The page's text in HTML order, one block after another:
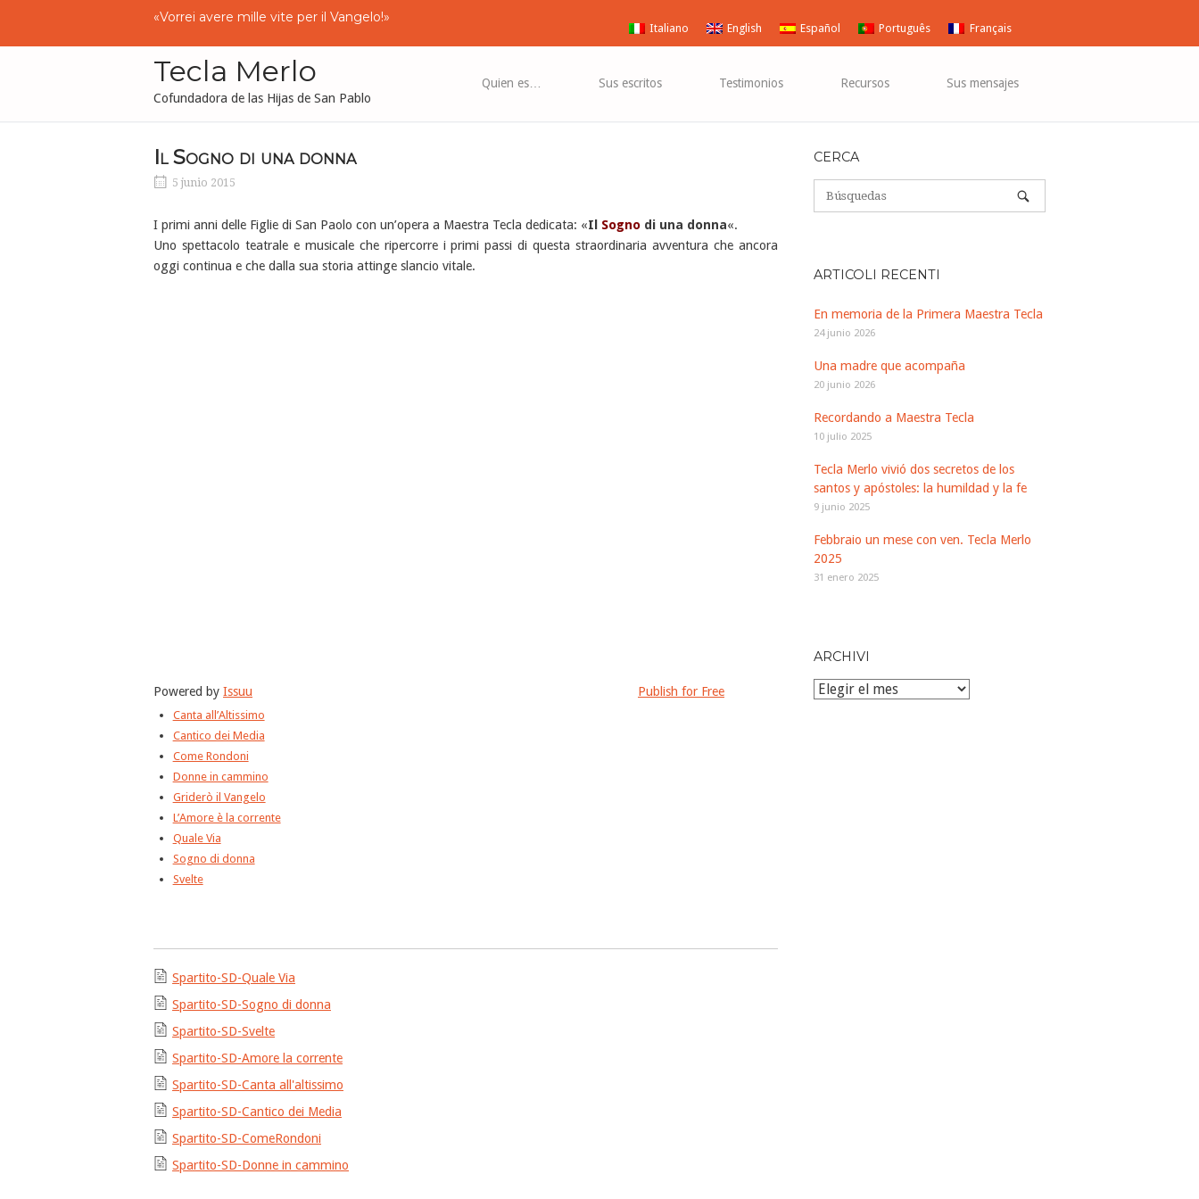
contenido
«Vorrei avere mille vite per il Vangelo!»
Italiano English Español Português Français
Tecla Merlo
Cofundadora de las Hijas de San Pablo
Quien es… Sus escritos Testimonios Recursos Sus mensajes
Il Sogno di una donna
5 junio 2015
I primi anni delle Figlie di San Paolo con un’opera a Maestra Tecla dedicata: «Il Sogno di una donna«.
Uno spettacolo teatrale e musicale che ripercorre i primi passi di questa straordinaria avventura che ancora
oggi continua e che dalla sua storia attinge slancio vitale.
Powered by Issuu Publish for Free
Canta all’Altissimo
Cantico dei Media
Come Rondoni
Donne in cammino
Griderò il Vangelo
L’Amore è la corrente
Quale Via
Sogno di donna
Svelte
Spartito-SD-Quale Via
Spartito-SD-Sogno di donna
Spartito-SD-Svelte
Spartito-SD-Amore la corrente
Spartito-SD-Canta all'altissimo
Spartito-SD-Cantico dei Media
Spartito-SD-ComeRondoni
Spartito-SD-Donne in cammino
CERCA
ARTICOLI RECENTI
En memoria de la Primera Maestra Tecla
24 junio 2026
Una madre que acompaña
20 junio 2026
Recordando a Maestra Tecla
10 julio 2025
Tecla Merlo vivió dos secretos de los
santos y apóstoles: la humildad y la fe
9 junio 2025
Febbraio un mese con ven. Tecla Merlo
2025
31 enero 2025
ARCHIVI
Archivi